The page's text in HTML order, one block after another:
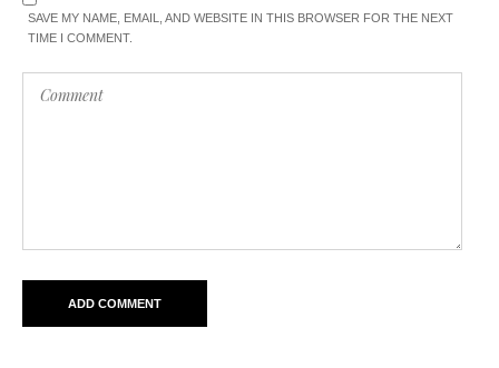
SAVE MY NAME, EMAIL, AND WEBSITE IN THIS BROWSER FOR THE NEXT
TIME I COMMENT.